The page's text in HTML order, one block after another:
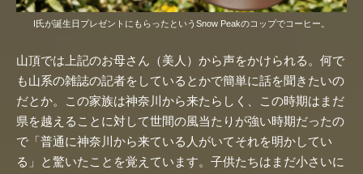
I氏が誕生日プレゼントにもらったというSnow Peakのコップでコーヒー。
山頂では上記のお母さん（美人）から声をかけられる。何で
も山系の雑誌の記者をしているとかで簡単に話を聞きたいの
だとか。この家族は神奈川から来たらしく、この時期はまだ
県を越えることに対して世間の風当たりが強い時期だったの
で「普通に神奈川から来ている人がいてそれを明かしてい
る」と驚いたことを覚えています。子供たちはまだ小さいに